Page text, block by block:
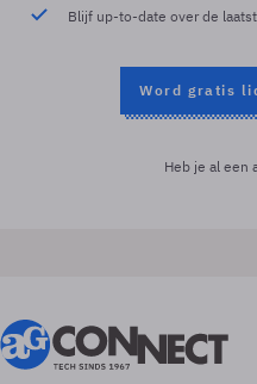
Blijf up-to-date over de
Word gratis
Heb je al een